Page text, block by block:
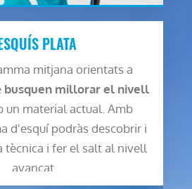
PLATA
mitjana orientats a
busquen millorar el nivell
un material actual. Amb
d'esquí podràs descobrir i
tècnica i fer el salt al nivell
avançat.